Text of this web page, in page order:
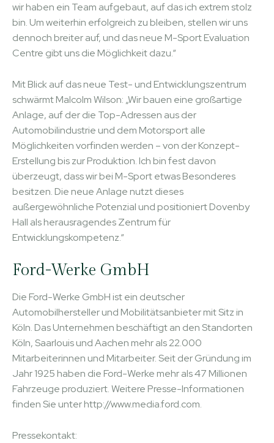
wir haben ein Team aufgebaut, auf das ich extrem stolz
bin. Um weiterhin erfolgreich zu bleiben, stellen wir uns
dennoch breiter auf, und das neue M-Sport Evaluation
Centre gibt uns die Möglichkeit dazu.“
Mit Blick auf das neue Test- und Entwicklungszentrum
schwärmt Malcolm Wilson: „Wir bauen eine großartige
Anlage, auf der die Top-Adressen aus der
Automobilindustrie und dem Motorsport alle
Möglichkeiten vorfinden werden – von der Konzept-
Erstellung bis zur Produktion. Ich bin fest davon
überzeugt, dass wir bei M-Sport etwas Besonderes
besitzen. Die neue Anlage nutzt dieses
außergewöhnliche Potenzial und positioniert Dovenby
Hall als herausragendes Zentrum für
Entwicklungskompetenz.“
Ford-Werke GmbH
Die Ford-Werke GmbH ist ein deutscher
Automobilhersteller und Mobilitätsanbieter mit Sitz in
Köln. Das Unternehmen beschäftigt an den Standorten
Köln, Saarlouis und Aachen mehr als 22.000
Mitarbeiterinnen und Mitarbeiter. Seit der Gründung im
Jahr 1925 haben die Ford-Werke mehr als 47 Millionen
Fahrzeuge produziert. Weitere Presse-Informationen
finden Sie unter http://www.media.ford.com.
Pressekontakt: